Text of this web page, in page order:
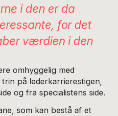
i den er da
for det
værdien i den
omhyggelig med
på lederkarrierestigen,
og fra specialistens side.
som kan bestå af et